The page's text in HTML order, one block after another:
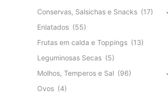
Conservas, Salsichas e Snacks (17)
Enlatados (55)
Frutas em calda e Toppings (13)
Leguminosas Secas (5)
Molhos, Temperos e Sal (96)
Ovos (4)